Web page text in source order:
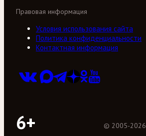
Правовая информация
Условия использования сайта
Политика конфиденциальности
Контактная информация
6+ © 2005-2026